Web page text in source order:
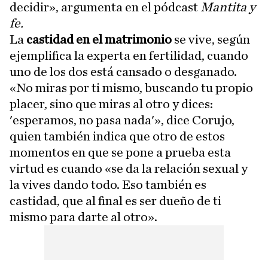
decidir», argumenta en el pódcast Mantita y
fe.
La castidad en el matrimonio se vive, según
ejemplifica la experta en fertilidad, cuando
uno de los dos está cansado o desganado.
«No miras por ti mismo, buscando tu propio
placer, sino que miras al otro y dices:
'esperamos, no pasa nada'», dice Corujo,
quien también indica que otro de estos
momentos en que se pone a prueba esta
virtud es cuando «se da la relación sexual y
la vives dando todo. Eso también es
castidad, que al final es ser dueño de ti
mismo para darte al otro».